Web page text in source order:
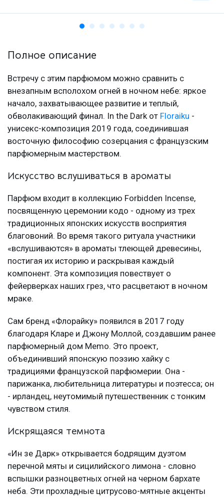
Полное описание
Встречу с этим парфюмом можно сравнить с
внезапным всполохом огней в ночном небе: яркое
начало, захватывающее развитие и теплый,
обволакивающий финал. In the Dark от Floraiku -
унисекс-композиция 2019 года, соединившая
восточную философию созерцания с французским
парфюмерным мастерством.
Искусство вслушиваться в ароматы
Парфюм входит в коллекцию Forbidden Incense,
посвященную церемонии кодо - одному из трех
традиционных японских искусств восприятия
благовоний. Во время такого ритуала участники
«вслушиваются» в ароматы тлеющей древесины,
постигая их историю и раскрывая каждый
компонент. Эта композиция повествует о
фейерверках наших грез, что расцветают в ночном
мраке.
Сам бренд «Флорайку» появился в 2017 году
благодаря Кларе и Джону Моллой, создавшим ранее
парфюмерный дом Memo. Это проект,
объединивший японскую поэзию хайку с
традициями французской парфюмерии. Она -
парижанка, любительница литературы и поэтесса; он
- ирландец, неутомимый путешественник с тонким
чувством стиля.
Искрящаяся темнота
«Ин зе Дарк» открывается бодрящим дуэтом
перечной мяты и сицилийского лимона - словно
вспышки разноцветных огней на черном бархате
неба. Эти прохладные цитрусово-мятные акценты